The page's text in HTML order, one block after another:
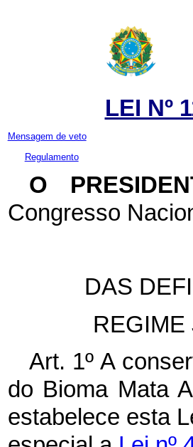
LEI Nº
Mensagem de veto
Regulamento
O
Congresso
DAS
REGIME
Art. 1º A
do Bioma Mata
estabelece esta